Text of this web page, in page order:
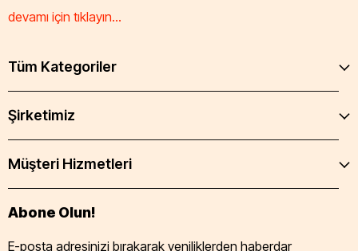
devamı için tıklayın...
Tüm Kategoriler
Şirketimiz
Müşteri Hizmetleri
Abone Olun!
E-posta adresinizi bırakarak yeniliklerden haberdar